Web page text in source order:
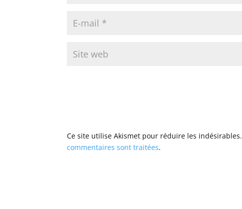
Ce site utilise Akismet pour réduire les indésirables.
commentaires sont traitées.